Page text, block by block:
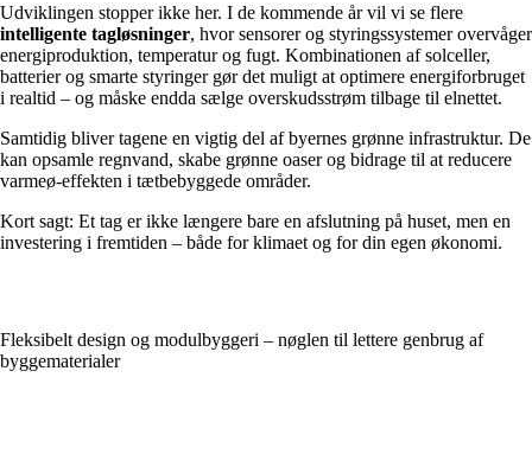
Udviklingen stopper ikke her. I de kommende år vil vi se flere
intelligente tagløsninger, hvor sensorer og styringssystemer overvåger
energiproduktion, temperatur og fugt. Kombinationen af solceller,
batterier og smarte styringer gør det muligt at optimere energiforbruget
i realtid – og måske endda sælge overskudsstrøm tilbage til elnettet.
Samtidig bliver tagene en vigtig del af byernes grønne infrastruktur. De
kan opsamle regnvand, skabe grønne oaser og bidrage til at reducere
varmeø-effekten i tætbebyggede områder.
Kort sagt: Et tag er ikke længere bare en afslutning på huset, men en
investering i fremtiden – både for klimaet og for din egen økonomi.
Fleksibelt design og modulbyggeri – nøglen til lettere genbrug af
byggematerialer